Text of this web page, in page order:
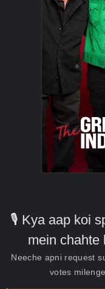
🎙️ Kya aap koi
mein chahte
Neeche apni request
votes